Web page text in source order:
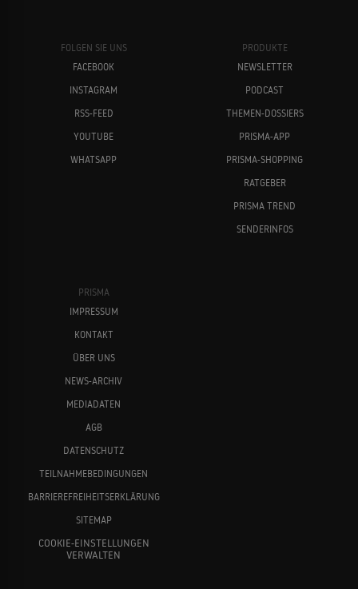
FOLGEN SIE UNS
FACEBOOK
INSTAGRAM
RSS-FEED
YOUTUBE
WHATSAPP
PRODUKTE
NEWSLETTER
PODCAST
THEMEN-DOSSIERS
PRISMA-APP
PRISMA-SHOPPING
RATGEBER
PRISMA TREND
SENDERINFOS
PRISMA
IMPRESSUM
KONTAKT
ÜBER UNS
NEWS-ARCHIV
MEDIADATEN
AGB
DATENSCHUTZ
TEILNAHMEBEDINGUNGEN
BARRIEREFREIHEITSERKLÄRUNG
SITEMAP
COOKIE-EINSTELLUNGEN
VERWALTEN